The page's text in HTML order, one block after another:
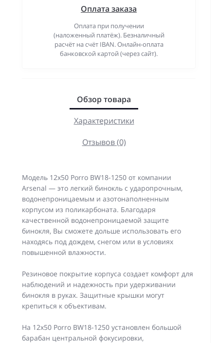
Оплата заказа
Оплата при получении
(наложенный платёж). Безналичный
расчёт на счёт IBAN. Онлайн-оплата
банковской картой (через сайт).
Обзор товара
Характеристики
Отзывов (0)
Модель 12x50 Porro BW18-1250 от компании
Arsenal — это легкий бинокль с ударопрочным,
водонепроницаемым и азотонаполненным
корпусом из поликарбоната. Благодаря
качественной водонепроницаемой защите
бинокля, Вы сможете дольше использовать его
находясь под дождем, снегом или в условиях
повышенной влажности.
Резиновое покрытие корпуса создает комфорт для
наблюдений и надежность при удерживании
бинокля в руках. Защитные крышки могут
крепиться к объективам.
На 12x50 Porro BW18-1250 установлен большой
барабан центральной фокусировки,